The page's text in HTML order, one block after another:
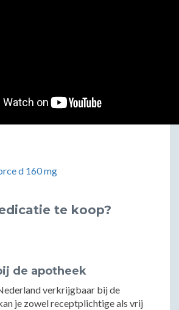
d 160 mg
te koop?
de apotheek
verkrijgbaar bij de
je zowel receptplichtige als vrij